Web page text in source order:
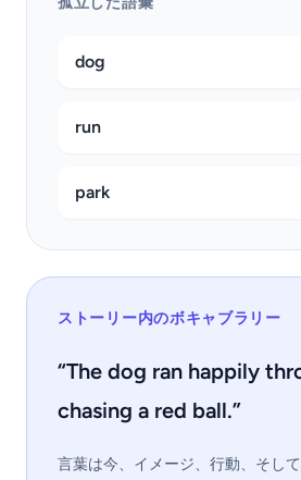
dog
run
park
ストーリー内のボキャブラリー
“The dog ran happily
chasing a red ball.”
言葉は今、イメージ、行動、そし